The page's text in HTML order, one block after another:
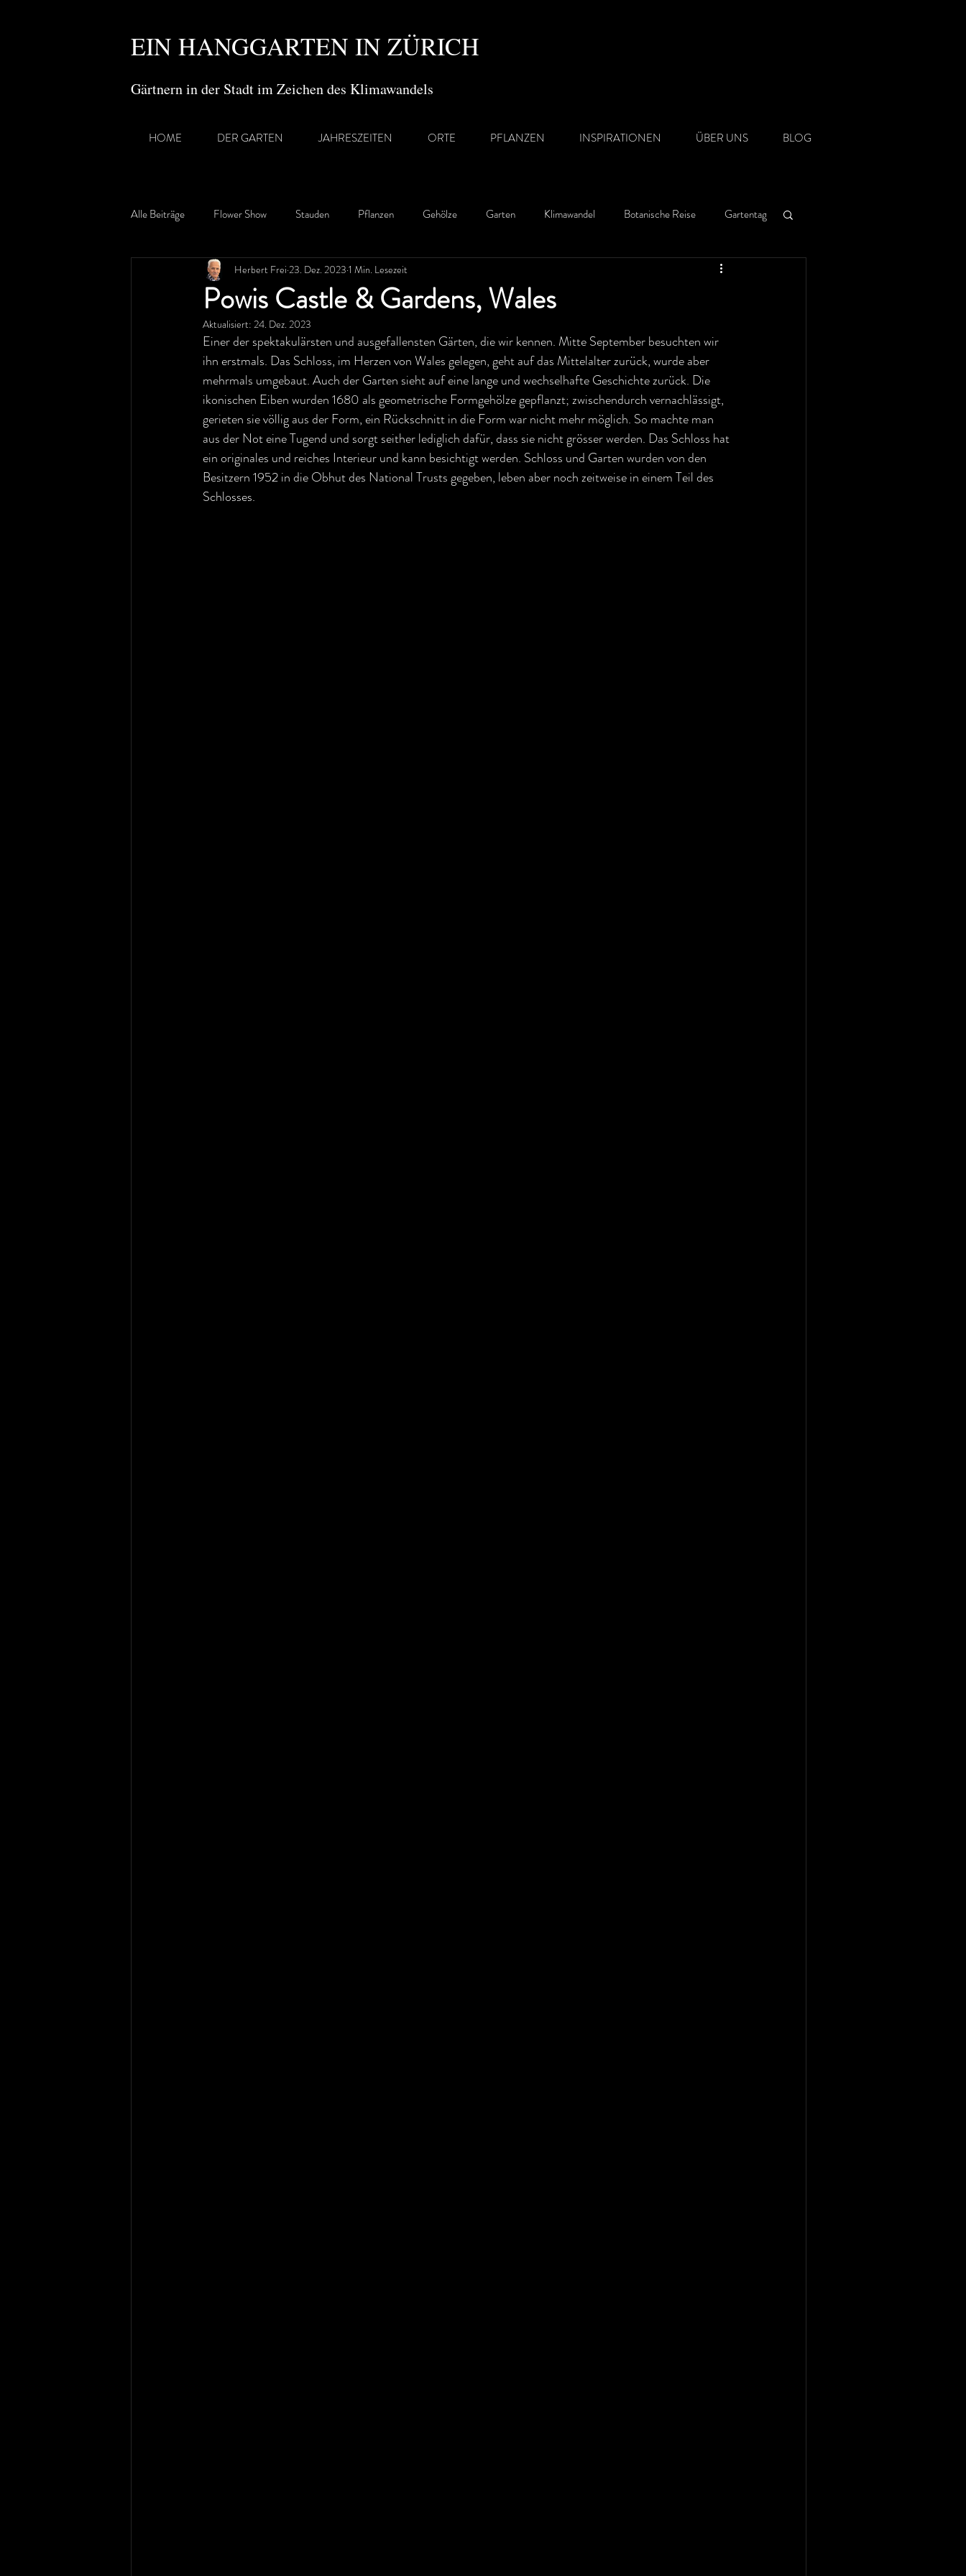
EIN HANGGARTEN IN ZÜRICH
Gärtnern in der Stadt im Zeichen des Klimawandels
HOME DER GARTEN JAHRESZEITEN ORTE PFLANZEN INSPIRATIONEN ÜBER UNS BLOG
Alle Beiträge Flower Show Stauden Pflanzen Gehölze Garten Klimawandel Botanische Reise Gartentag
Gartenreisen
Powis Castle & Gardens, Wales
Herbert Frei 23. Dez. 2023 1 Min. Lesezeit
Aktualisiert: 24. Dez. 2023
Einer der spektakulärsten und ausgefallensten Gärten, die wir kennen. Mitte September besuchten wir
ihn erstmals. Das Schloss, im Herzen von Wales gelegen, geht auf das Mittelalter zurück, wurde aber
mehrmals umgebaut. Auch der Garten sieht auf eine lange und wechselhafte Geschichte zurück. Die
ikonischen Eiben wurden 1680 als geometrische Formgehölze gepflanzt; zwischendurch vernachlässigt,
gerieten sie völlig aus der Form, ein Rückschnitt in die Form war nicht mehr möglich. So machte man
aus der Not eine Tugend und sorgt seither lediglich dafür, dass sie nicht grösser werden. Das Schloss hat
ein originales und reiches Interieur und kann besichtigt werden. Schloss und Garten wurden von den
Besitzern 1952 in die Obhut des National Trusts gegeben, leben aber noch zeitweise in einem Teil des
Schlosses.